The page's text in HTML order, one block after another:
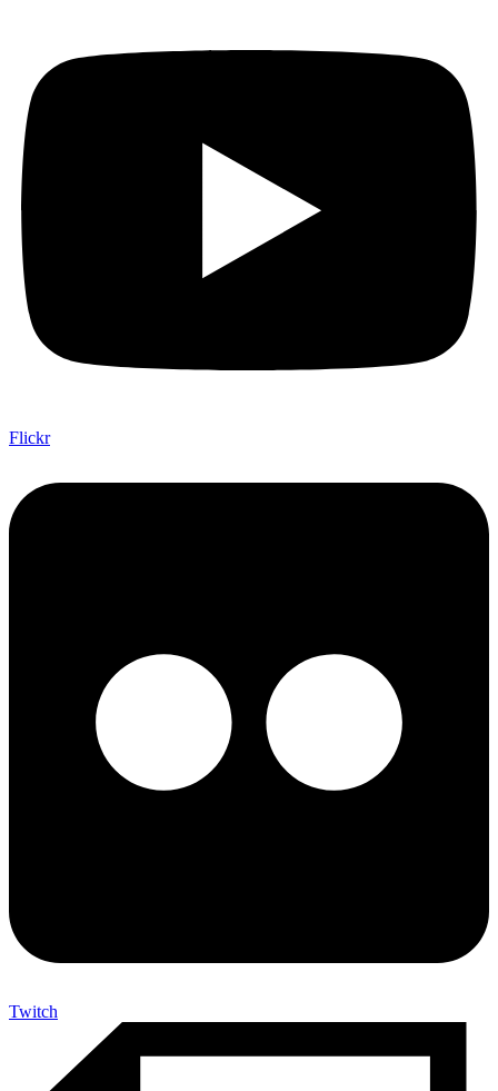
Flickr
Twitch